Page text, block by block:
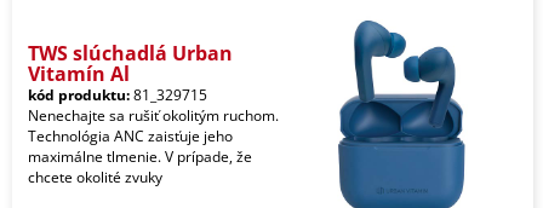
TWS slúchadlá Urban
Vitamín Al
kód produktu:81_329715
Nenechajte sa rušiť okolitým ruchom.
Technológia ANC zaisťuje jeho
maximálne tlmenie. V prípade, že
chcete okolité zvuky